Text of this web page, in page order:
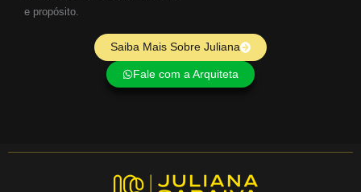
e propósito.
Saiba Mais Sobre Juliana
Fale com a Arquiteta